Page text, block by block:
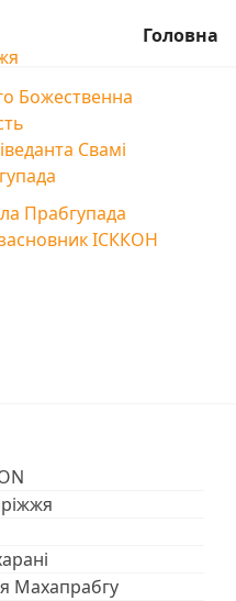
Головна
Прабгупада
ІСККОН
Махапрабгу